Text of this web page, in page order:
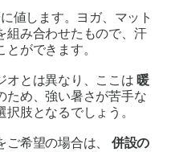
値します。ヨガ、マット
組み合わせたもので、汗
ができます。
オとは異なり、ここは暖
ため、強い暑さが苦手な
肢となるでしょう。
希望の場合は、 併設の